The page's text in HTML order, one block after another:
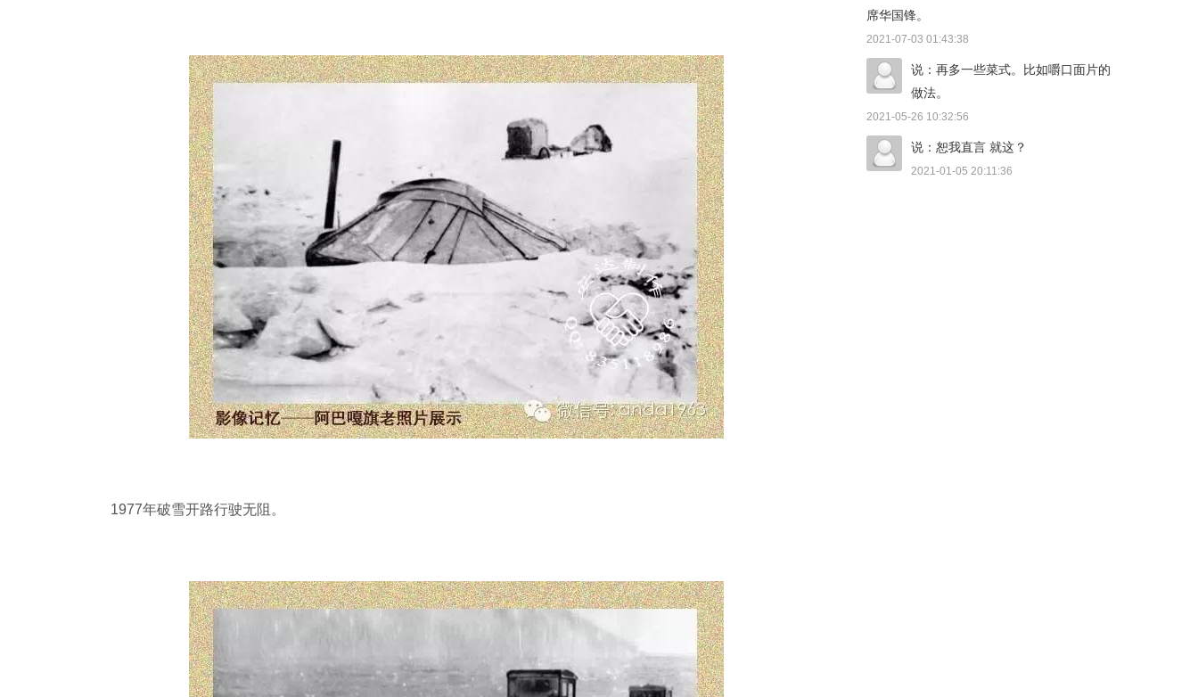
1977年破雪开路行驶无阻。
席华国锋。
2021-07-03 01:43:38
说：再多一些菜式。比如嚼口面片的
做法。
2021-05-26 10:32:56
说：恕我直言 就这？
2021-01-05 20:11:36